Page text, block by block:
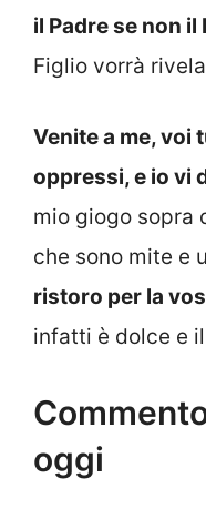
il Padre se non il
Figlio vorrà
Venite a me, voi
oppressi, e io vi
mio giogo sopra
che sono mite e
ristoro per la
infatti è dolce e
oggi